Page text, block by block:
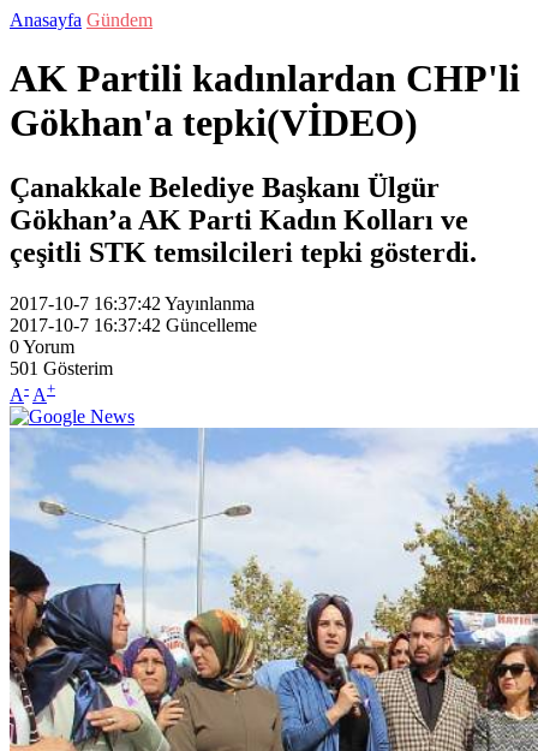
Anasayfa Gündem
AK Partili kadınlardan CHP'li
Gökhan'a tepki(VİDEO)
Çanakkale Belediye Başkanı Ülgür
Gökhan’a AK Parti Kadın Kolları ve
çeşitli STK temsilcileri tepki gösterdi.
2017-10-7 16:37:42 Yayınlanma
2017-10-7 16:37:42 Güncelleme
0Yorum
501 Gösterim
A- A+